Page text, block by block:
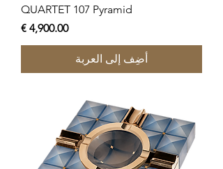
QUARTET 107 Pyramid
السعر
أضِف إلى العربة